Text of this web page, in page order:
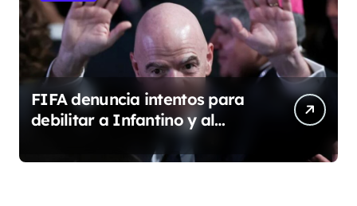
FIFA denuncia intentos para
debilitar a Infantino y al